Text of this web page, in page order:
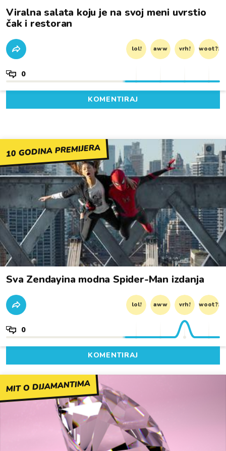
Viralna salata koju je na svoj meni uvrstio
čak i restoran
lol! aww vrh! woot?!
0
KOMENTIRAJ
10 GODINA PREMIJERA
Sva Zendayina modna Spider-Man izdanja
lol! aww vrh! woot?!
0
KOMENTIRAJ
MIT O DIJAMANTIMA